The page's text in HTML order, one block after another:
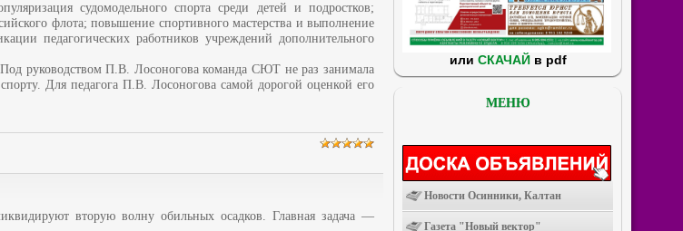
судомодельного спорта среди детей и подростков;
флота; повышение спортивного мастерства и выполнение
педагогических работников учреждений дополнительного
руководством П.В. Лосоногова команда СЮТ не раз занимала
Для педагога П.В. Лосоногова самой дорогой оценкой его
вторую волну обильных осадков. Главная задача —
или СКАЧАЙв pdf
МЕНЮ
Новости Осинники, Калтан
Газета "Новый вектор"